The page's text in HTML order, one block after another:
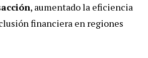
, aumentado la eficiencia
financiera en regiones